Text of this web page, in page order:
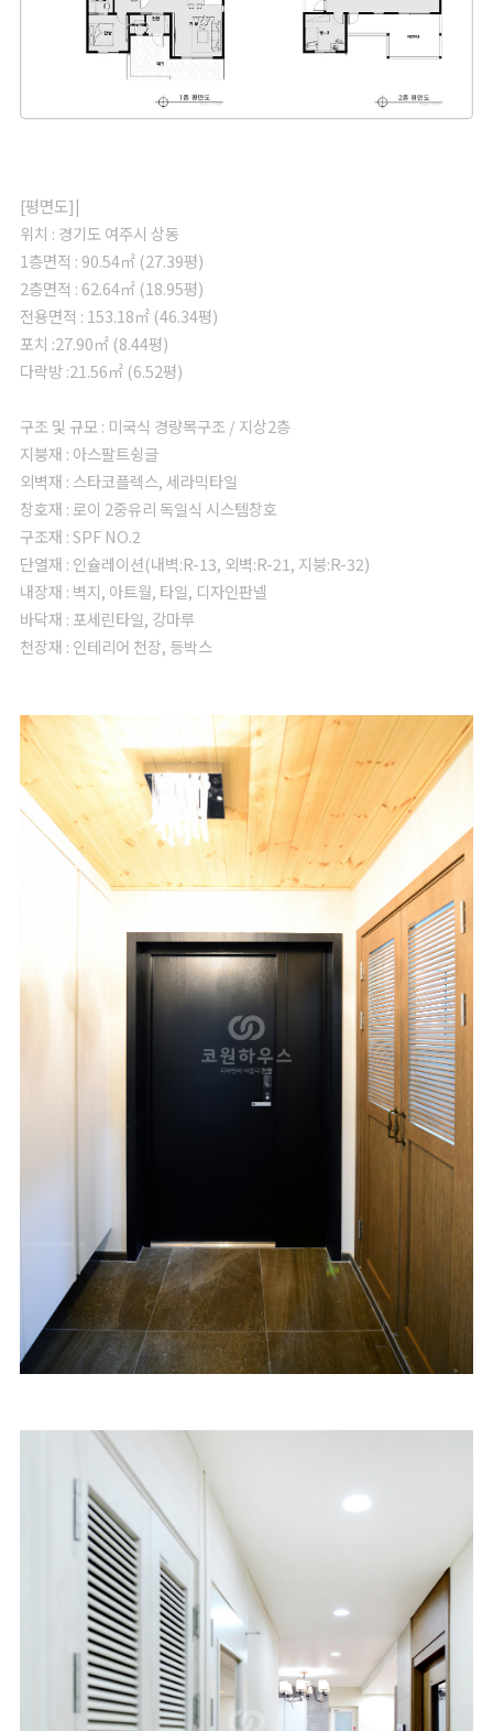
[평면도]|
위치 : 경기도 여주시 상동
1층면적 : 90.54㎡ (27.39평)
2층면적 : 62.64㎡ (18.95평)
전용면적 : 153.18㎡ (46.34평)
포치 :27.90㎡ (8.44평)
다락방 :21.56㎡ (6.52평)
구조 및 규모 : 미국식 경량목구조 / 지상2층
지붕재 : 아스팔트슁글
외벽재 : 스타코플렉스, 세라믹타일
창호재 : 로이 2중유리 독일식 시스템창호
구조재 : SPF NO.2
단열재 : 인슐레이션(내벽:R-13, 외벽:R-21, 지붕:R-32)
내장재 : 벽지, 아트월, 타일, 디자인판넬
바닥재 : 포세린타일, 강마루
천장재 : 인테리어 천장, 등박스